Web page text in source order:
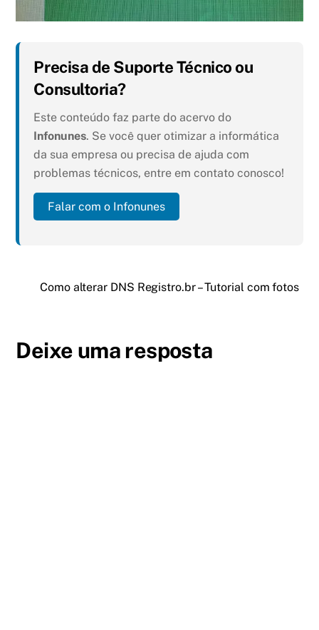
Precisa de Suporte Técnico ou
Consultoria?
Este conteúdo faz parte do acervo do
Infonunes. Se você quer otimizar a informática
da sua empresa ou precisa de ajuda com
problemas técnicos, entre em contato conosco!
Falar com o Infonunes
Como alterar DNS Registro.br – Tutorial com fotos
Deixe uma resposta